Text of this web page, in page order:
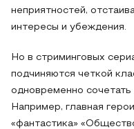
неприятностей,
интересы и убеждения.
Но в стриминговых
подчиняются четкой
одновременно сочетать
Например, главная
«фантастика»